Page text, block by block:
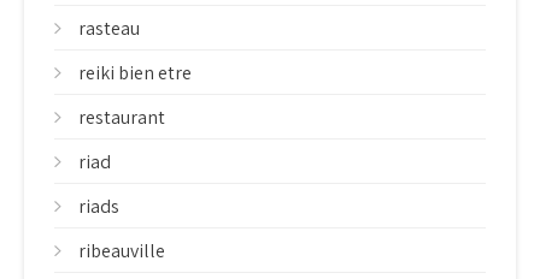
rasteau
reiki bien etre
restaurant
riad
riads
ribeauville